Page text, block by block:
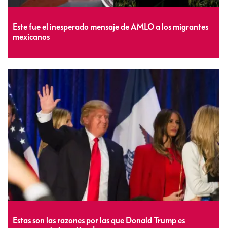
Este fue el inesperado mensaje de AMLO a los migrantes
mexicanos
Estas son las razones por las que Donald Trump es